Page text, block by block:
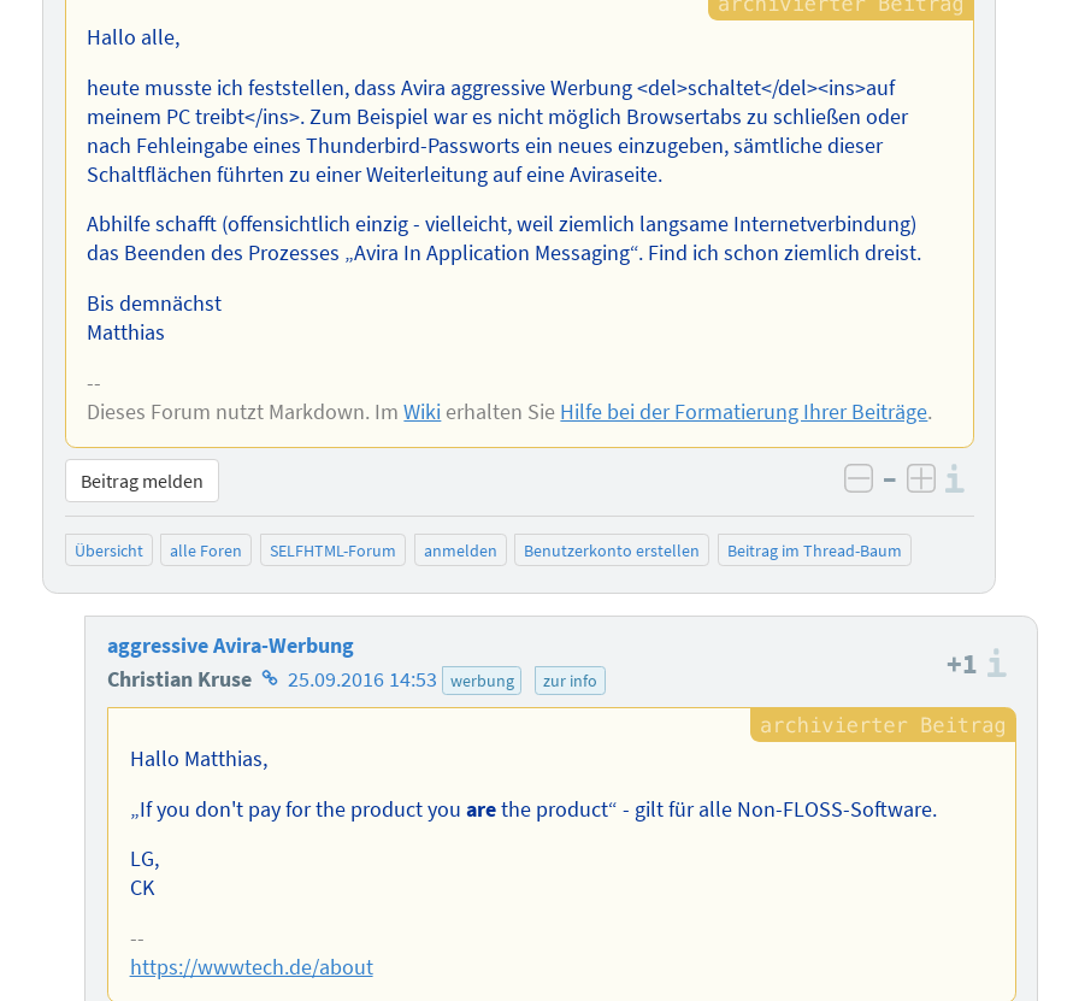
Hallo alle,
heute musste ich feststellen, dass Avira aggressive Werbung <del>schaltet</del><ins>auf
meinem PC treibt</ins>. Zum Beispiel war es nicht möglich Browsertabs zu schließen oder
nach Fehleingabe eines Thunderbird-Passworts ein neues einzugeben, sämtliche dieser
Schaltflächen führten zu einer Weiterleitung auf eine Aviraseite.
Abhilfe schafft (offensichtlich einzig - vielleicht, weil ziemlich langsame Internetverbindung)
das Beenden des Prozesses „Avira In Application Messaging“. Find ich schon ziemlich dreist.
Bis demnächst
Matthias
--
Dieses Forum nutzt Markdown. ImWiki erhalten Sie Hilfe bei der Formatierung Ihrer Beiträge.
Beitrag melden negativ bewerten
– positiv
Übersicht alle Foren SELFHTML-Forum anmelden Benutzerkonto erstellen Beitrag im Thread-Baum
aggressive Avira-Werbung
Christian Kruse Homepage
des
25.09.2016 14:53 werbung zur info +1
Hallo Matthias,
„If you don't pay for the product you arethe product“ - gilt für alle Non-FLOSS-Software.
LG,
CK
--
https://wwwtech.de/about